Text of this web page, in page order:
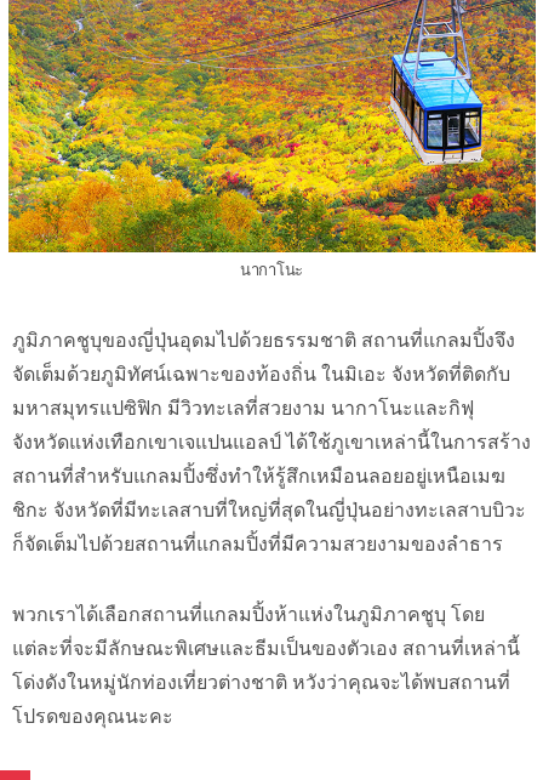
นากาโนะ
ภูมิภาคชูบุของญี่ปุ่นอุดมไปด้วยธรรมชาติ สถานที่แกลมปิ้งจึง
จัดเต็มด้วยภูมิทัศน์เฉพาะของท้องถิ่น ในมิเอะ จังหวัดที่ติดกับ
มหาสมุทรแปซิฟิก มีวิวทะเลที่สวยงาม นากาโนะและกิฟุ
จังหวัดแห่งเทือกเขาเจแปนแอลป์ ได้ใช้ภูเขาเหล่านี้ในการสร้าง
สถานที่สำหรับแกลมปิ้งซึ่งทำให้รู้สึกเหมือนลอยอยู่เหนือเมฆ
ชิกะ จังหวัดที่มีทะเลสาบที่ใหญ่ที่สุดในญี่ปุ่นอย่างทะเลสาบบิวะ
ก็จัดเต็มไปด้วยสถานที่แกลมปิ้งที่มีความสวยงามของลำธาร
พวกเราได้เลือกสถานที่แกลมปิ้งห้าแห่งในภูมิภาคชูบุ โดย
แต่ละที่จะมีลักษณะพิเศษและธีมเป็นของตัวเอง สถานที่เหล่านี้
โด่งดังในหมู่นักท่องเที่ยวต่างชาติ หวังว่าคุณจะได้พบสถานที่
โปรดของคุณนะคะ